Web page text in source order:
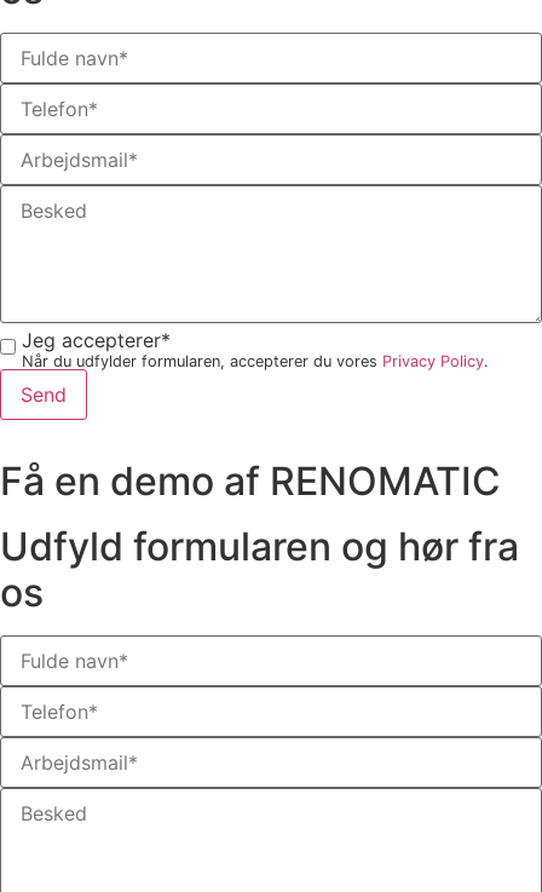
Jeg accepterer*
Når du udfylder formularen, accepterer du vores Privacy Policy.
Send
Få en demo af RENOMATIC
Udfyld formularen og hør fra
os